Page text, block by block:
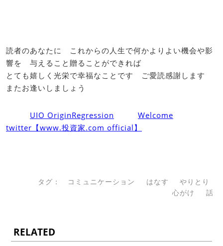
読者のあなたに これからの人生で何かよりよい機会や影
響を 与えること贈ることができれば
とても嬉しく光栄で幸福なことです ご愛読感謝します
またお逢いしましょう
UIO OriginRegression
Welcome
twitter【www.投資家.com official】
タグ： コミュニケーション はなす
やりとり
心がけ
話
RELATED